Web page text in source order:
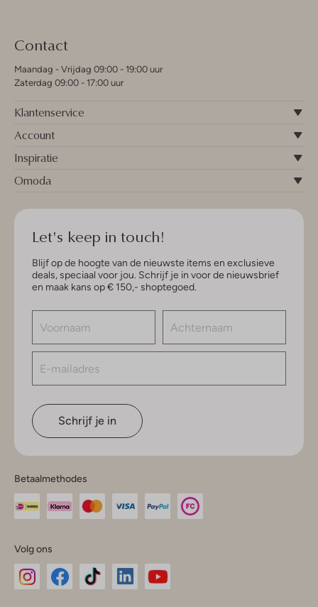
Contact
Maandag - Vrijdag 09:00 - 19:00 uur
Zaterdag 09:00 - 17:00 uur
Klantenservice
Account
Inspiratie
Omoda
Let's keep in touch!
Blijf op de hoogte van de nieuwste items en exclusieve
deals, speciaal voor jou. Schrijf je in voor de nieuwsbrief
en maak kans op € 150,- shoptegoed.
Schrijf je in
Betaalmethodes
Volg ons